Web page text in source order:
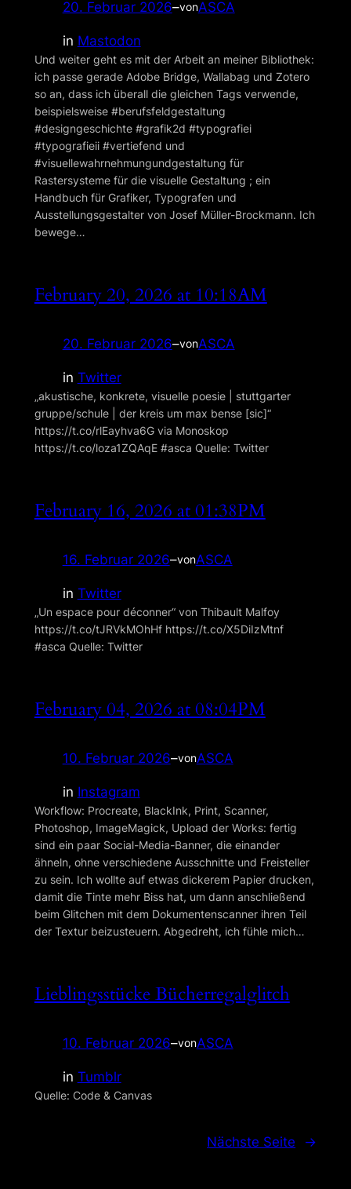
20. Februar 2026–vonASCA
in Mastodon
Und weiter geht es mit der Arbeit an meiner Bibliothek:
ich passe gerade Adobe Bridge, Wallabag und Zotero
so an, dass ich überall die gleichen Tags verwende,
beispielsweise #berufsfeldgestaltung
#designgeschichte #grafik2d #typografiei
#typografieii #vertiefend und
#visuellewahrnehmungundgestaltung für
Rastersysteme für die visuelle Gestaltung ; ein
Handbuch für Grafiker, Typografen und
Ausstellungsgestalter von Josef Müller-Brockmann. Ich
bewege…
February 20, 2026 at 10:18AM
20. Februar 2026–vonASCA
in Twitter
„akustische, konkrete, visuelle poesie | stuttgarter
gruppe/schule | der kreis um max bense [sic]“
https://t.co/rlEayhva6G via Monoskop
https://t.co/loza1ZQAqE #asca Quelle: Twitter
February 16, 2026 at 01:38PM
16. Februar 2026–vonASCA
in Twitter
„Un espace pour déconner“ von Thibault Malfoy
https://t.co/tJRVkMOhHf https://t.co/X5DiIzMtnf
#asca Quelle: Twitter
February 04, 2026 at 08:04PM
10. Februar 2026–vonASCA
in Instagram
Workflow: Procreate, BlackInk, Print, Scanner,
Photoshop, ImageMagick, Upload der Works: fertig
sind ein paar Social-Media-Banner, die einander
ähneln, ohne verschiedene Ausschnitte und Freisteller
zu sein. Ich wollte auf etwas dickerem Papier drucken,
damit die Tinte mehr Biss hat, um dann anschließend
beim Glitchen mit dem Dokumentenscanner ihren Teil
der Textur beizusteuern. Abgedreht, ich fühle mich…
Lieblingsstücke Bücherregalglitch
10. Februar 2026–vonASCA
in Tumblr
Quelle: Code & Canvas
Nächste Seite →